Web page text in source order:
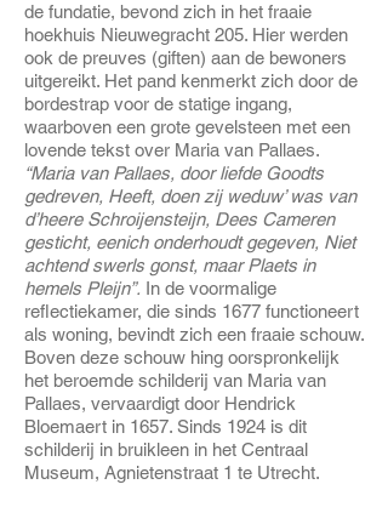
de fundatie, bevond zich in het fraaie
hoekhuis Nieuwegracht 205. Hier werden
ook de preuves (giften) aan de bewoners
uitgereikt. Het pand kenmerkt zich door de
bordestrap voor de statige ingang,
waarboven een grote gevelsteen met een
lovende tekst over Maria van Pallaes.
“Maria van Pallaes, door liefde Goodts
gedreven, Heeft, doen zij weduw’ was van
d’heere Schroijensteijn, Dees Cameren
gesticht, eenich onderhoudt gegeven, Niet
achtend swerls gonst, maar Plaets in
hemels Pleijn”. In de voormalige
reflectiekamer, die sinds 1677 functioneert
als woning, bevindt zich een fraaie schouw.
Boven deze schouw hing oorspronkelijk
het beroemde schilderij van Maria van
Pallaes, vervaardigt door Hendrick
Bloemaert in 1657. Sinds 1924 is dit
schilderij in bruikleen in het Centraal
Museum, Agnietenstraat 1 te Utrecht.